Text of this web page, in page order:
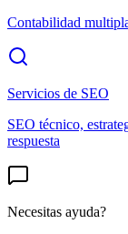
Contabilidad
Servicios de SEO
SEO técnico,
respuesta
Necesitas ayuda?